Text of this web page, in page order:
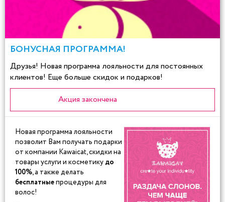
БОНУСНАЯ ПРОГРАММА!
Друзья! Новая программа лояльности для постоянных
клиентов! Еще больше скидок и подарков!
Акция закончена
Новая программа лояльности
позволит Вам получать подарки
от компании Kawaicat, скидки на
товары услуги и косметику до
100%, а также делать
бесплатныепроцедуры для
волос!